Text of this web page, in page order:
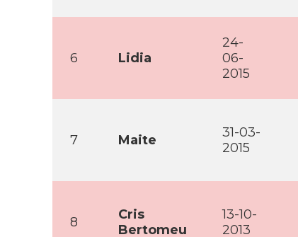
6 Lidia
24-
06-
2015
7 Maite
31-03-
2015
8
Cris
Bertomeu
13-10-
2013